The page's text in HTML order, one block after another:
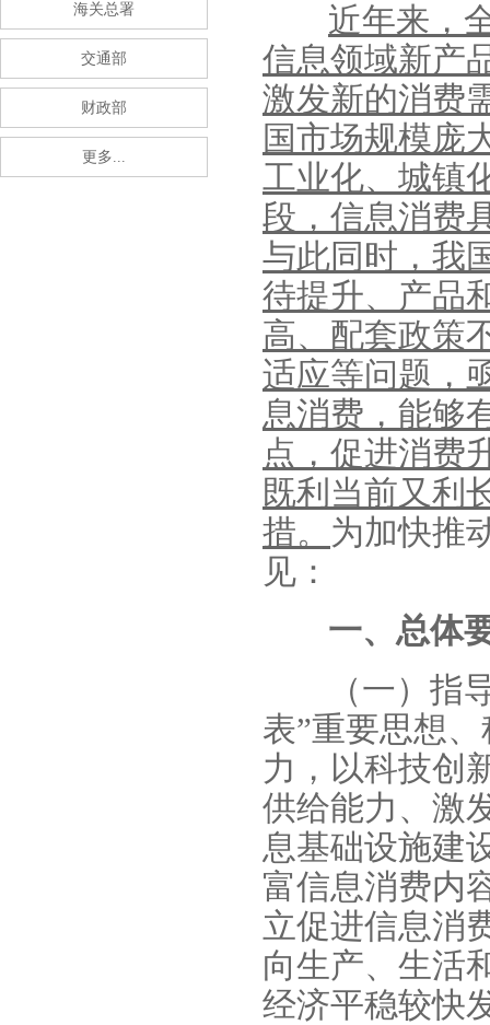
海关总署
交通部
财政部
更多...
近年来，
信息领域新产
激发新的消费
国市场规模庞
工业化、城镇
段，信息消费
与此同时，我
待提升、产品
高、配套政策
适应等问题，
息消费，能够
点，促进消费
既利当前又利
措。 为加快推
见：
一、总体
（一）指
表”重要思想
力，以科技创
供给能力、激
息基础设施建
富信息消费内
立促进信息消
向生产、生活
经济平稳较快